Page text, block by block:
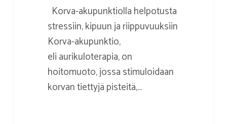
Korva-akupunktiolla helpotusta
stressiin, kipuun ja riippuvuuksiin
Korva-akupunktio,
eli aurikuloterapia, on
hoitomuoto, jossa stimuloidaan
korvan tiettyjä pisteitä,…